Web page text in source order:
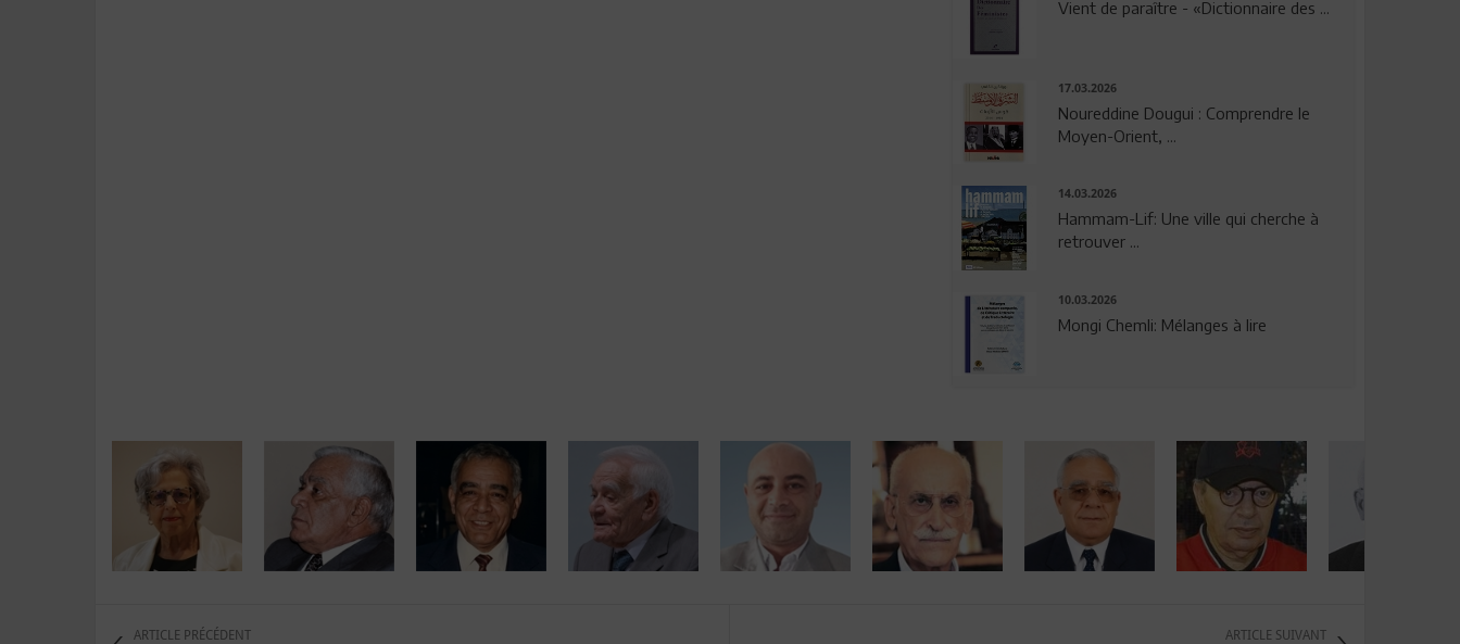
Vient de paraître - «Dictionnaire des ...
17.03.2026
Noureddine Dougui : Comprendre le
Moyen-Orient, ...
14.03.2026
Hammam-Lif: Une ville qui cherche à
retrouver ...
10.03.2026
Mongi Chemli: Mélanges à lire
ARTICLE PRÉCÉDENT ARTICLE SUIVANT